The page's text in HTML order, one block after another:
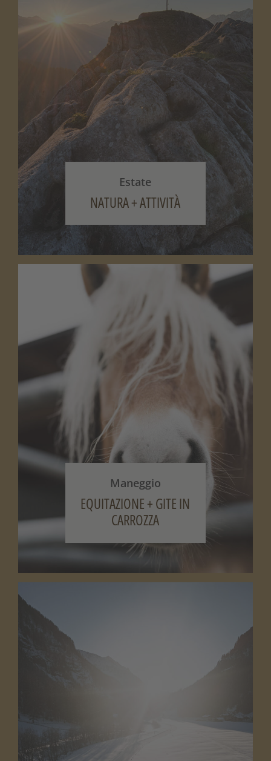
Estate
NATURA + ATTIVITÀ
Maneggio
EQUITAZIONE + GITE IN
CARROZZA